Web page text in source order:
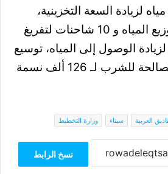
لزيادة السعة التخزينية،
وشراء 50 شاحنة لتوزيع المياه و 10 شاحنات لتفريغ
الوصول إلى المياه، توسيع
خطوط نقل المياه الصالحة للشرب لـ 126 ألف نسمة
العربية سيناء وزارة التخطيط
نسخ الرابط